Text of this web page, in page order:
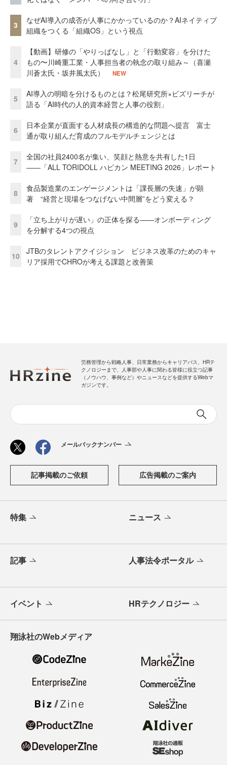
3
なぜAI導入の成否が人事にかかっているのか？AIネイティブ
組織をつくる「組織OS」という視点
4
【動画】研修の「やりっぱなし」と「行動変容」を分けた
もの〜川崎重工業・人事担当者の執念の取り組み～（喜瀬
川蒼太氏・坂井風太氏）
NEW
5
AI導入の明暗を分けるものとは？松尾研究所×ビズリーチが
語る「AI時代の人的資本経営と人事の役割」
6
日本企業が直面する人材成長の構造的な問題へ提言 富士
通が取り組んだ育成のフルモデルチェンジとは
7
全国の社員2400名が集い、笑顔と熱意を共有した1日
――「ALL TORIDOLL ハピカン MEETING 2026」レポート
8
食品製造業のエンゲージメントは「課長層の失速」が顕
著 “経営と現場をつなげない中間層”をどう変える？
9
「立ち上がりが遅い」の正体を探る——オンボーディング
を分解する4つの視点
10
JTBのタレントアクイジション ビジネス改革のためのキャ
リア採用でCHROが考える課題と改善策
労務管理から戦略人事、日常業務からキャリアパス、HRテ
クノロジーまで、人事部や人事に関わる皆様に役立つ記事
（ノウハウ、事例など）やニュースなどを提供するWebマ
ガジンです。
メールバックナンバー
記事掲載のご依頼 広告掲載のご案内
特集 ニュース
記事 人事法令ポータル
イベント HRテクノロジー
翔泳社のWebメディア